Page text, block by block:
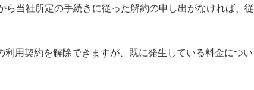
当社所定の手続きに従った解約の申し出がなければ、従
用契約を解除できますが、既に発生している料金につい